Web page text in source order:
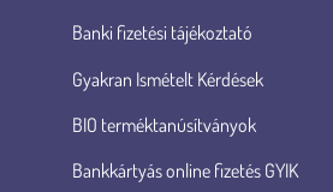
Banki fizetési tájékoztató
Gyakran Ismételt Kérdések
BIO terméktanúsítványok
Bankkártyás online fizetés GYIK